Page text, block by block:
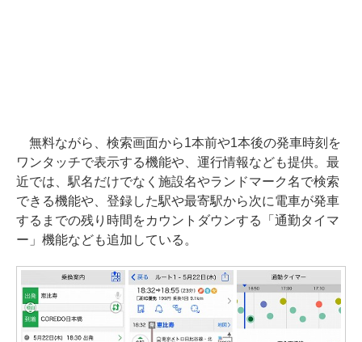
無料ながら、検索画面から1本前や1本後の発車時刻を
ワンタッチで表示する機能や、運行情報なども提供。最
近では、駅名だけでなく施設名やランドマーク名で検索
できる機能や、登録した駅や最寄駅から次に電車が発車
するまでの残り時間をカウントダウンする「通勤タイマ
ー」機能なども追加している。